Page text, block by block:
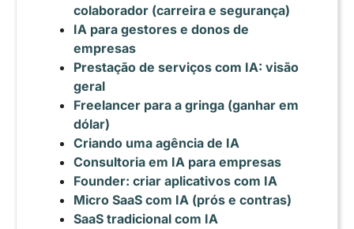
colaborador (carreira e segurança)
IA para gestores e donos de
empresas
Prestação de serviços com IA: visão
geral
Freelancer para a gringa (ganhar em
dólar)
Criando uma agência de IA
Consultoria em IA para empresas
Founder: criar aplicativos com IA
Micro SaaS com IA (prós e contras)
SaaS tradicional com IA